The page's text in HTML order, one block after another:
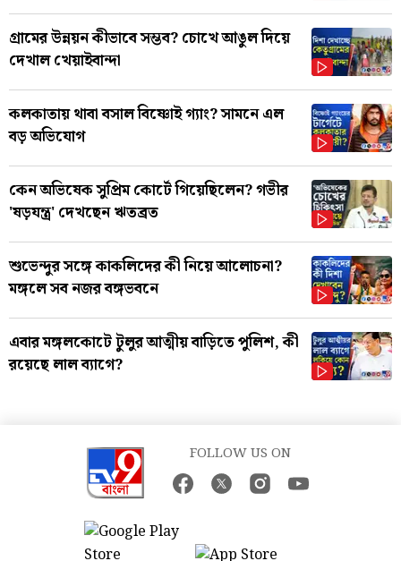
গ্রামের উন্নয়ন কীভাবে সম্ভব? চোখে আঙুল দিয়ে
দেখাল খেয়াইবান্দা
কলকাতায় থাবা বসাল বিষ্ণোই গ্যাং? সামনে এল
বড় অভিযোগ
কেন অভিষেক সুপ্রিম কোর্টে গিয়েছিলেন? গভীর
'ষড়যন্ত্র' দেখছেন ঋতব্রত
শুভেন্দুর সঙ্গে কাকলিদের কী নিয়ে আলোচনা?
মঙ্গলে সব নজর বঙ্গভবনে
এবার মঙ্গলকোটে টুলুর আত্মীয় বাড়িতে পুলিশ, কী
রয়েছে লাল ব্যাগে?
FOLLOW US ON